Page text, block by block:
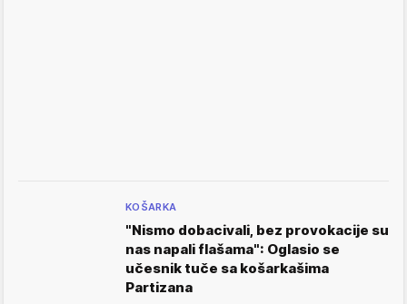
KOŠARKA
"Nismo dobacivali, bez provokacije su
nas napali flašama": Oglasio se
učesnik tuče sa košarkašima
Partizana